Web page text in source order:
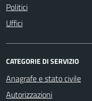
Politici
Uffici
CATEGORIE DI SERVIZIO
Anagrafe e stato civile
Autorizzazioni